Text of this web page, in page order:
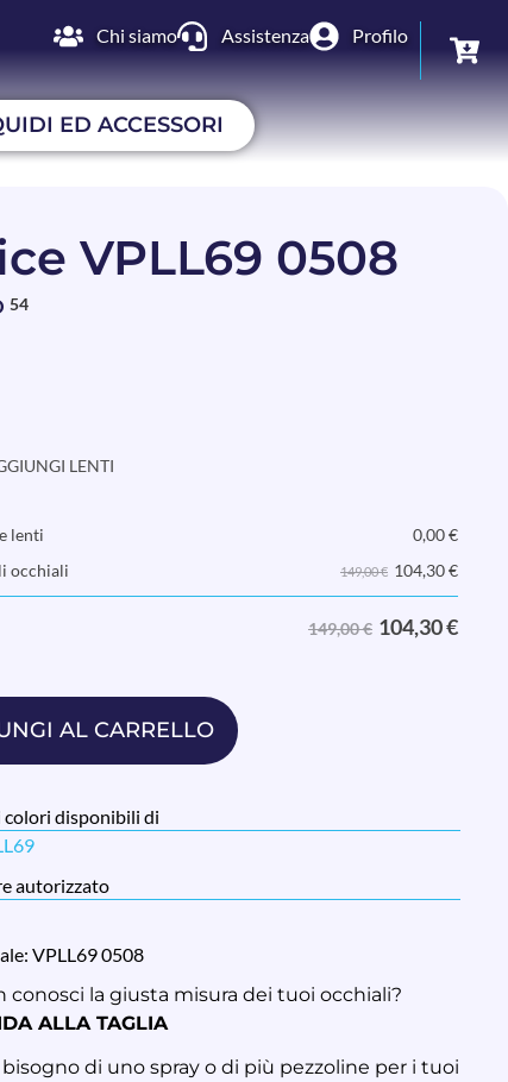
Chi siamo Assistenza Profilo
ED ACCESSORI
VPLL69 0508
54
LENTI
lenti 0,00€
occhiali
149,00 € 104,30€
149,00 € 104,30€
AL CARRELLO
disponibili di
autorizzato
VPLL69 0508
conosci la giusta misura dei tuoi occhiali?
ALLA TAGLIA
bisogno di uno spray o di più pezzoline per i tuoi